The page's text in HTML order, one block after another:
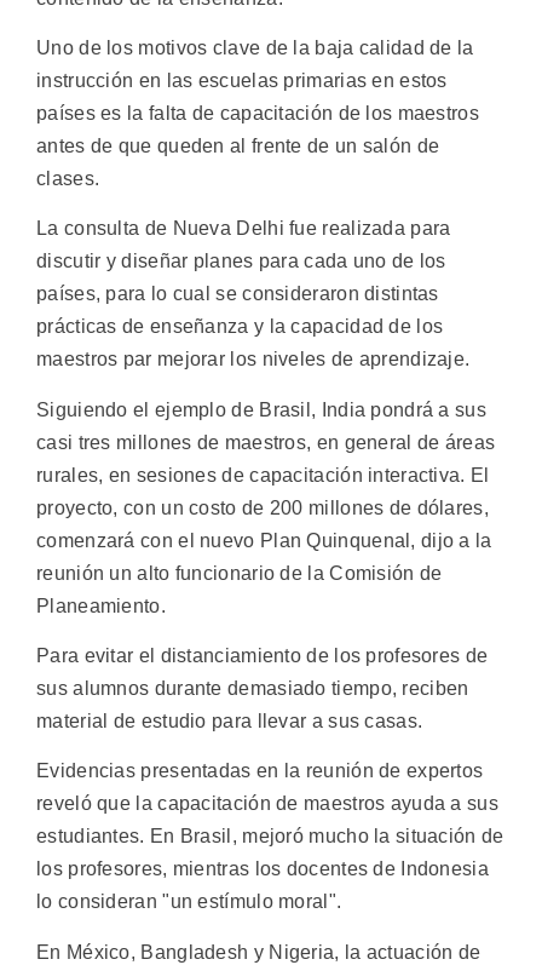
Uno de los motivos clave de la baja calidad de la
instrucción en las escuelas primarias en estos
países es la falta de capacitación de los maestros
antes de que queden al frente de un salón de
clases.
La consulta de Nueva Delhi fue realizada para
discutir y diseñar planes para cada uno de los
países, para lo cual se consideraron distintas
prácticas de enseñanza y la capacidad de los
maestros par mejorar los niveles de aprendizaje.
Siguiendo el ejemplo de Brasil, India pondrá a sus
casi tres millones de maestros, en general de áreas
rurales, en sesiones de capacitación interactiva. El
proyecto, con un costo de 200 millones de dólares,
comenzará con el nuevo Plan Quinquenal, dijo a la
reunión un alto funcionario de la Comisión de
Planeamiento.
Para evitar el distanciamiento de los profesores de
sus alumnos durante demasiado tiempo, reciben
material de estudio para llevar a sus casas.
Evidencias presentadas en la reunión de expertos
reveló que la capacitación de maestros ayuda a sus
estudiantes. En Brasil, mejoró mucho la situación de
los profesores, mientras los docentes de Indonesia
lo consideran "un estímulo moral".
En México, Bangladesh y Nigeria, la actuación de